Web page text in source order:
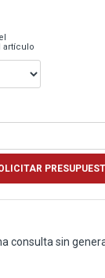
artículo
consulta sin